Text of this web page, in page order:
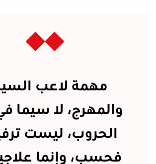
مهمة لاعب
والمهرج، لا سيما
الحروب، ليست
فحسب، وإنما